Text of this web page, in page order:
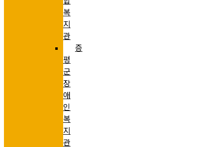
복
지
관
증
평
군
장
애
인
복
지
관